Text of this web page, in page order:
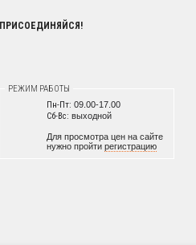
ПРИСОЕДИНЯЙСЯ!
РЕЖИМ РАБОТЫ
Пн-Пт: 09.00-17.00
Сб-Вс: выходной
Для просмотра цен на сайте
нужно пройти регистрацию